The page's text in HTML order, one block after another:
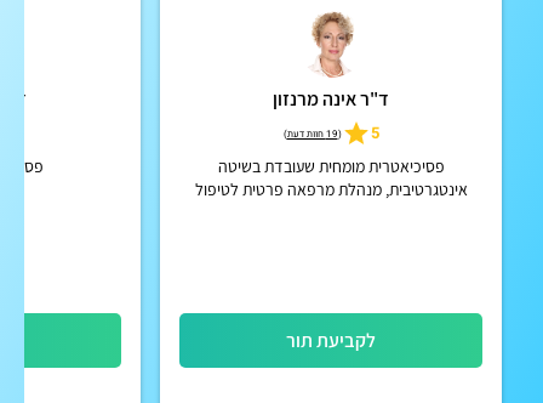
ד"ר אינה מרנזון
5
(19 חוות דעת )
פסיכיאטרית מומחית שעובדת בשיטה
אינטגרטיבית, מנהלת מרפאה פרטית לטיפול
לקביעת תור